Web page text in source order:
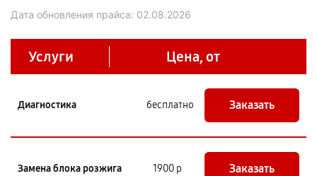
Дата обновления прайса: 02.08.2026
Услуги Цена, от
Диагностика бесплатно Заказать
Замена блока розжига 1900 р Заказать